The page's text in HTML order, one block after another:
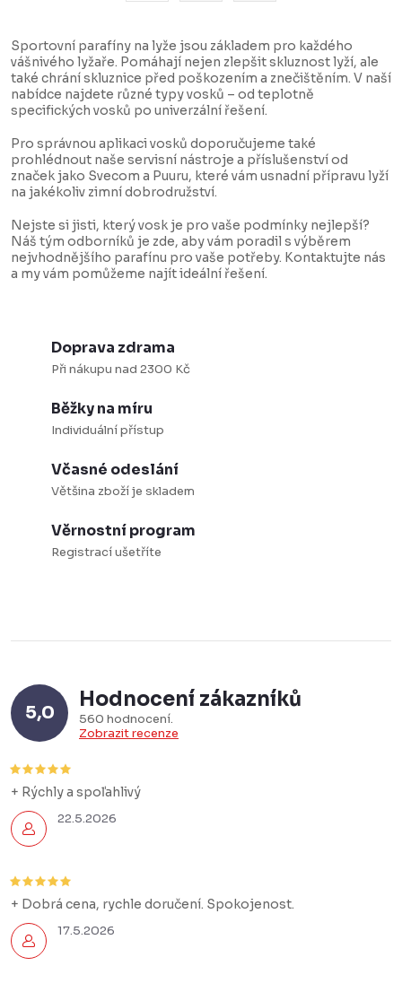
c
í
p
r
v
k
y
v
ý
p
á
n
k
o
v
á
n
í
Sportovní parafíny na lyže jsou základem pro každého
vášnivého lyžaře. Pomáhají nejen zlepšit skluznost lyží, ale
také chrání skluznice před poškozením a znečištěním. V naší
nabídce najdete různé typy vosků – od teplotně
specifických vosků po univerzální řešení.
Pro správnou aplikaci vosků doporučujeme také
prohlédnout naše servisní nástroje a příslušenství od
značek jako Svecom a Puuru, které vám usnadní přípravu lyží
na jakékoliv zimní dobrodružství.
Nejste si jisti, který vosk je pro vaše podmínky nejlepší?
Náš tým odborníků je zde, aby vám poradil s výběrem
nejvhodnějšího parafínu pro vaše potřeby. Kontaktujte nás
a my vám pomůžeme najít ideální řešení.
Doprava zdrama
Při nákupu nad 2300 Kč
Běžky na míru
Individuální přístup
Včasné odeslání
Většina zboží je skladem
Věrnostní program
Registrací ušetříte
5,0
Hodnocení zákazníků
560 hodnocení
Zobrazit recenze
22.5.2026
+ Rýchly a spoľahlivý
17.5.2026
+ Dobrá cena, rychle doručení. Spokojenost.